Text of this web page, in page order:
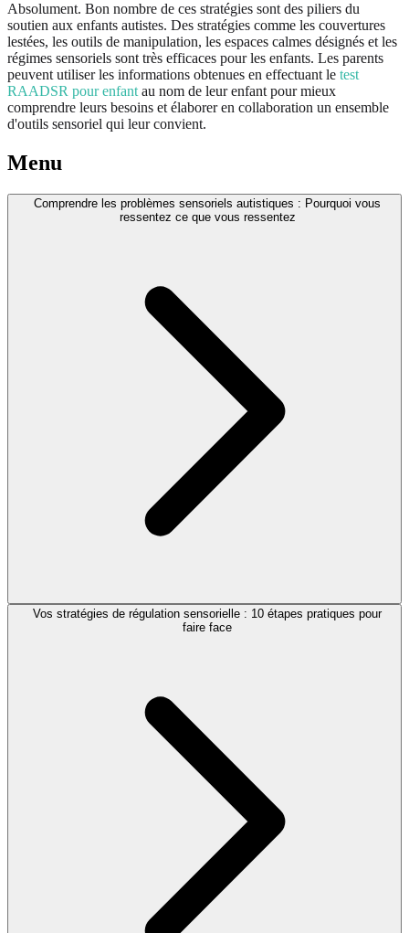
Absolument. Bon nombre de ces stratégies sont des piliers du
soutien aux enfants autistes. Des stratégies comme les couvertures
lestées, les outils de manipulation, les espaces calmes désignés et les
régimes sensoriels sont très efficaces pour les enfants. Les parents
peuvent utiliser les informations obtenues en effectuant le test
RAADSR pour enfantau nom de leur enfant pour mieux
comprendre leurs besoins et élaborer en collaboration un ensemble
d'outils sensoriel qui leur convient.
Menu
Comprendre les problèmes sensoriels autistiques : Pourquoi vous
ressentez ce que vous ressentez
Vos stratégies de régulation sensorielle : 10 étapes pratiques pour
faire face